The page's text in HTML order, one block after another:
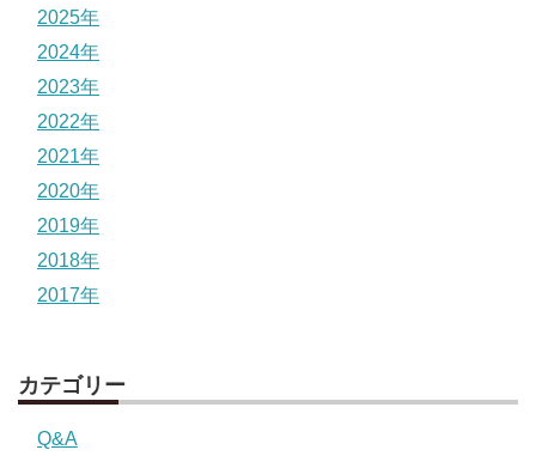
2025年
2024年
2023年
2022年
2021年
2020年
2019年
2018年
2017年
カテゴリー
Q&A